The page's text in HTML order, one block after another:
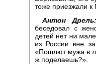
тоже приезжали
Антон Дрель:
беседовал с
детей нет ни
из России вне
«Пошлют мужа в
ж поделаешь?».